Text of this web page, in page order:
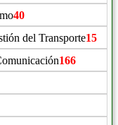
40
del Transporte15
166